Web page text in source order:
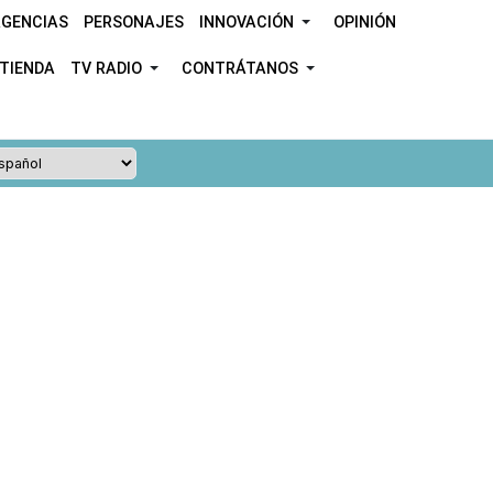
PERSONAJES INNOVACIÓN OPINIÓN
TIENDA TV RADIO CONTRÁTANOS